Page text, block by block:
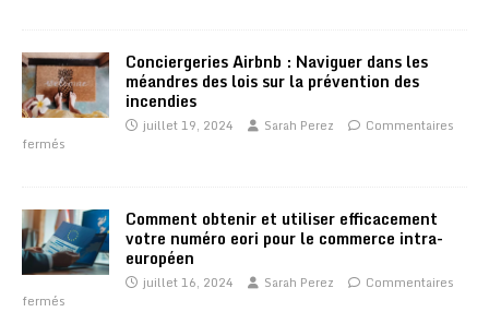
Conciergeries Airbnb : Naviguer dans les
méandres des lois sur la prévention des
incendies
juillet 19, 2024 Sarah Perez
Commentaires
fermés
Comment obtenir et utiliser efficacement
votre numéro eori pour le commerce intra-
européen
juillet 16, 2024 Sarah Perez
Commentaires
fermés